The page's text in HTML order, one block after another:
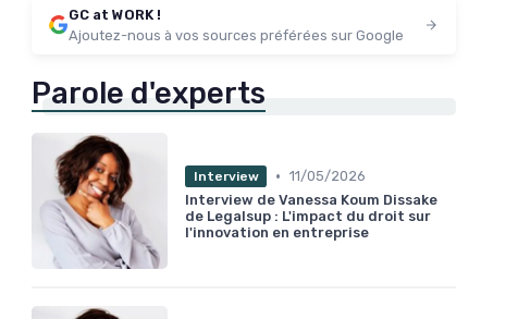
GC at WORK !
Ajoutez-nous à vos sources préférées sur Google
Parole d'experts
Interview • 11/05/2026
Interview de Vanessa Koum Dissake
de Legalsup : L'impact du droit sur
l'innovation en entreprise